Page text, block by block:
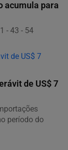
acumula para
- 43 - 54
de US$ 7
período do